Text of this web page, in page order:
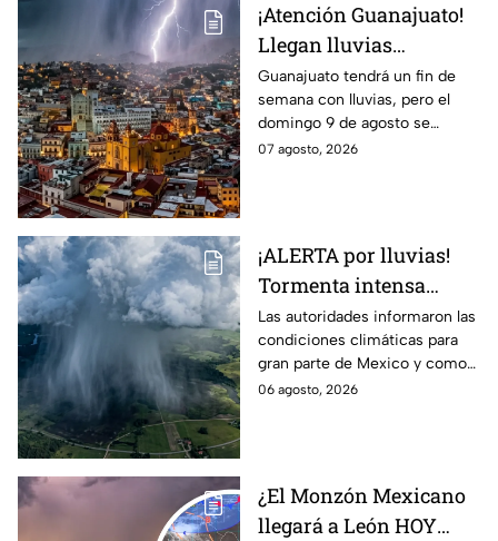
¡Atención Guanajuato!
Llegan lluvias
FUERTES este fin de
semana: ALERTAN por
DESCARGAS
ELÉCTRICAS y posible
Guanajuato tendrá un fin de
semana con lluvias, pero el
domingo 9 de agosto se
esperan las precipitaciones
07 agosto, 2026
¡ALERTA por lluvias!
Tormenta intensa
azotará en varios
estado; ¿afectará a
Guanajuato?
Las autoridades informaron las
condiciones climáticas para
gran parte de Mexico y como
afectará a la entidad.
06 agosto, 2026
¿El Monzón Mexicano
llegará a León HOY